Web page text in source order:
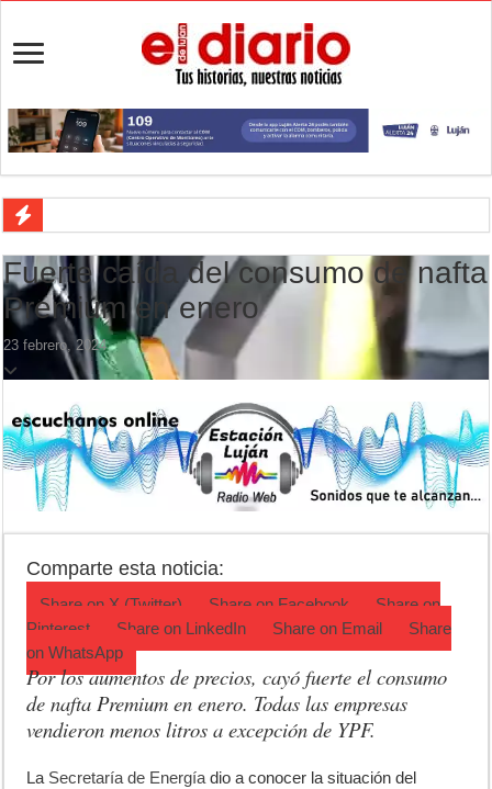
La 5° edición del festival de cine en Luján es una apuesta al arte
Agenda del Teatro Trinidad Guevara: agosto llega con una cartelera
ANMAT retiró productos tras detectar un robo que compromete su
Fiesta de la Galleta de Campo: Tomás Jofré se prepara para otra
Torres se prepara para una nueva fiesta gastronómica
Patentes: La Provincia lanzó un asistente virtual para consultar
Corte de energía en Olivera: cuándo será y cuánto durará
El pronóstico anticipa una semana que cambiará de golpe en la
Fuerte caída del consumo de nafta
Premium en enero
23 febrero, 2024
Comparte esta noticia:
Share on X (Twitter) Share on Facebook
Share on
Pinterest
Share on LinkedIn Share on Email
Share
onWhatsApp
Por los aumentos de precios, cayó fuerte el consumo
de nafta Premium en enero. Todas las empresas
vendieron menos litros a excepción de YPF.
La Secretaría de Energíadio a conocer la situación del